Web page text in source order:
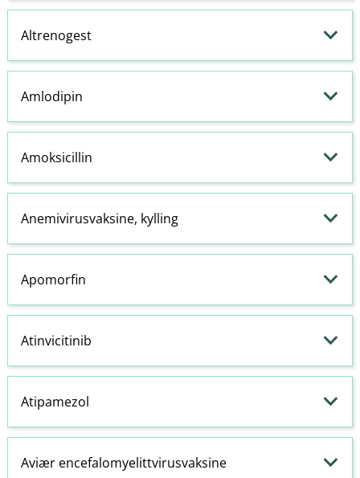
Altrenogest
Amlodipin
Amoksicillin
Anemivirusvaksine, kylling
Apomorfin
Atinvicitinib
Atipamezol
Aviær encefalomyelittvirusvaksine